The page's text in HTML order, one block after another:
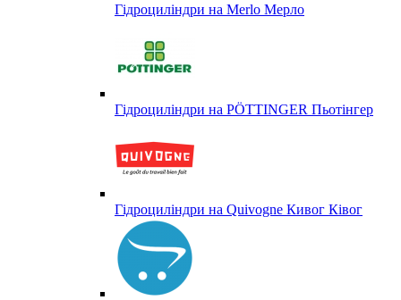
Гідроциліндри на Merlo Мерло
Гідроциліндри на PÖTTINGER Пьотінгер
Гідроциліндри на Quivogne Кивог Ківог